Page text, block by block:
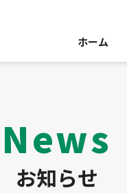
ホーム
News
お知らせ